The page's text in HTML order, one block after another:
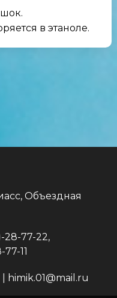
в этаноле.
Объездная
28-77-22,
11
himik.01@mail.ru